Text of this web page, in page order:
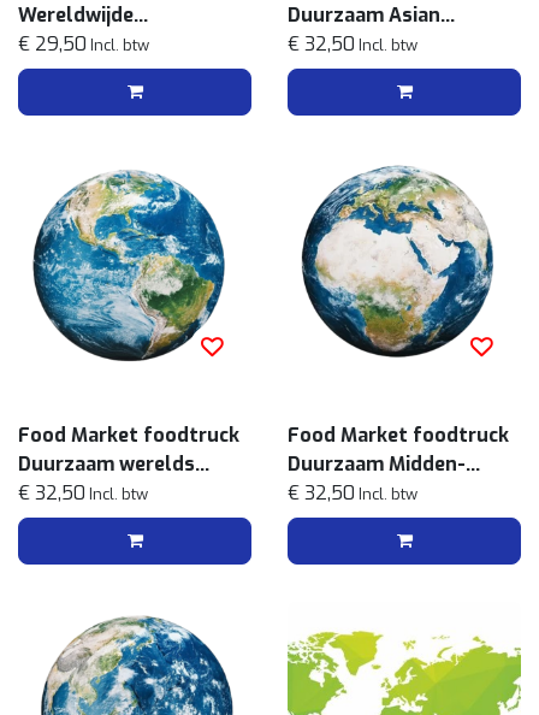
Wereldwijde
streetfoodmenu
€ 29,50 Incl. btw
Duurzaam Asian
streetfoodmenu
€ 32,50 Incl. btw
Food Market foodtruck
Duurzaam werelds
streetfoodmenu
€ 32,50 Incl. btw
Food Market foodtruck
Duurzaam Midden-
Oosterse
streetfoodmenu
€ 32,50 Incl. btw